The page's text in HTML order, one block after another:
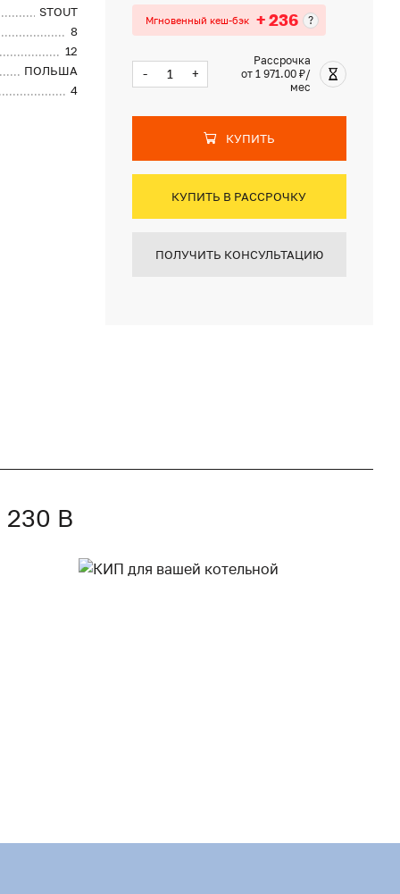
STOUT
8
12
ПОЛЬША
4
Мгновенный кеш-бэк + 236 ?
- +
Рассрочка
от 1 971.00 ₽/
мес
КУПИТЬ
КУПИТЬ В РАССРОЧКУ
ПОЛУЧИТЬ КОНСУЛЬТАЦИЮ
В